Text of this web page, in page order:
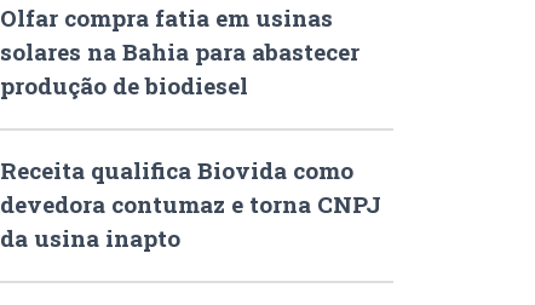
Olfar compra fatia em usinas
solares na Bahia para abastecer
produção de biodiesel
Receita qualifica Biovida como
devedora contumaz e torna CNPJ
da usina inapto